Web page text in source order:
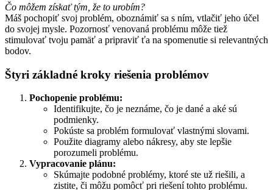
Čo môžem získať tým, že to urobím?
Máš pochopiť svoj problém, oboznámiť sa s ním, vtlačiť jeho účel
do svojej mysle. Pozornosť venovaná problému môže tiež
stimulovať tvoju pamäť a pripraviť ťa na spomenutie si relevantných
bodov.
Štyri základné kroky riešenia problémov
Pochopenie problému:
Identifikujte, čo je neznáme, čo je dané a aké sú
podmienky.
Pokúste sa problém formulovať vlastnými slovami.
Použite diagramy alebo nákresy, aby ste lepšie
porozumeli problému.
Vypracovanie plánu:
Skúmajte podobné problémy, ktoré ste už riešili, a
zistite, či môžu pomôcť pri riešení tohto problému.